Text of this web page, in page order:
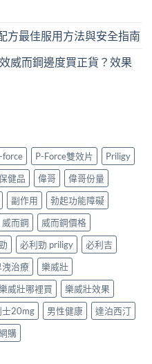
方最佳服用方法與安全指南
威而鋼邊度買正貨？效果
force P-Force雙效片
Priligy
健品 偉哥
偉哥份量
副作用
勃起功能障礙
威而鋼
威而鋼價格
必利勁 priligy
必利吉
洩治療
樂威壯
威壯哪裡買
樂威壯效果
士20mg 男性健康
達泊西汀
購